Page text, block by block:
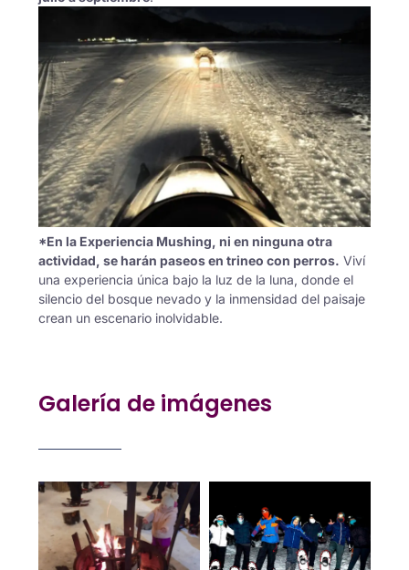
*En la Experiencia Mushing, ni en ninguna otra
actividad, se harán paseos en trineo con perros. Viví
una experiencia única bajo la luz de la luna, donde el
silencio del bosque nevado y la inmensidad del paisaje
crean un escenario inolvidable.
Galería de imágenes